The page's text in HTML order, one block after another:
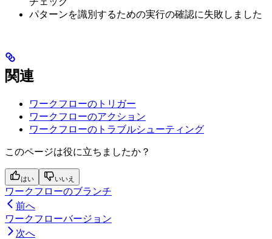
パターンを識別するための実行の確認に失敗しました
関連
ワークフローのトリガー
ワークフローのアクション
ワークフローのトラブルシューティング
このページは役に立ちましたか？
はい いいえ
ワークフローのブランチ
前へ
ワークフローバージョン
次へ